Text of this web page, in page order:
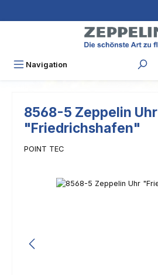
Navigation
8568-5 Zeppelin Uhr
"Friedrichshafen"
POINT TEC
Bildergalerie überspringen